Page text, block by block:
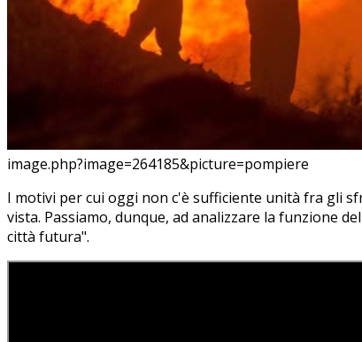
image.php?image=264185&picture=pompiere
I motivi per cui oggi non c'è sufficiente unità fra gli
vista. Passiamo, dunque, ad analizzare la funzione
città futura".